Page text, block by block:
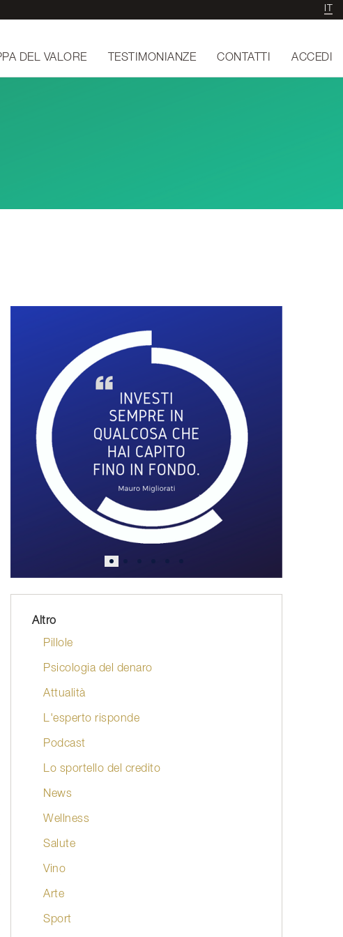
DEL VALORE TESTIMONIANZE CONTATTI ACCEDI
Altro
Pillole
Psicologia del denaro
Attualità
L'esperto risponde
Podcast
Lo sportello del credito
News
Wellness
Salute
Vino
Arte
Sport